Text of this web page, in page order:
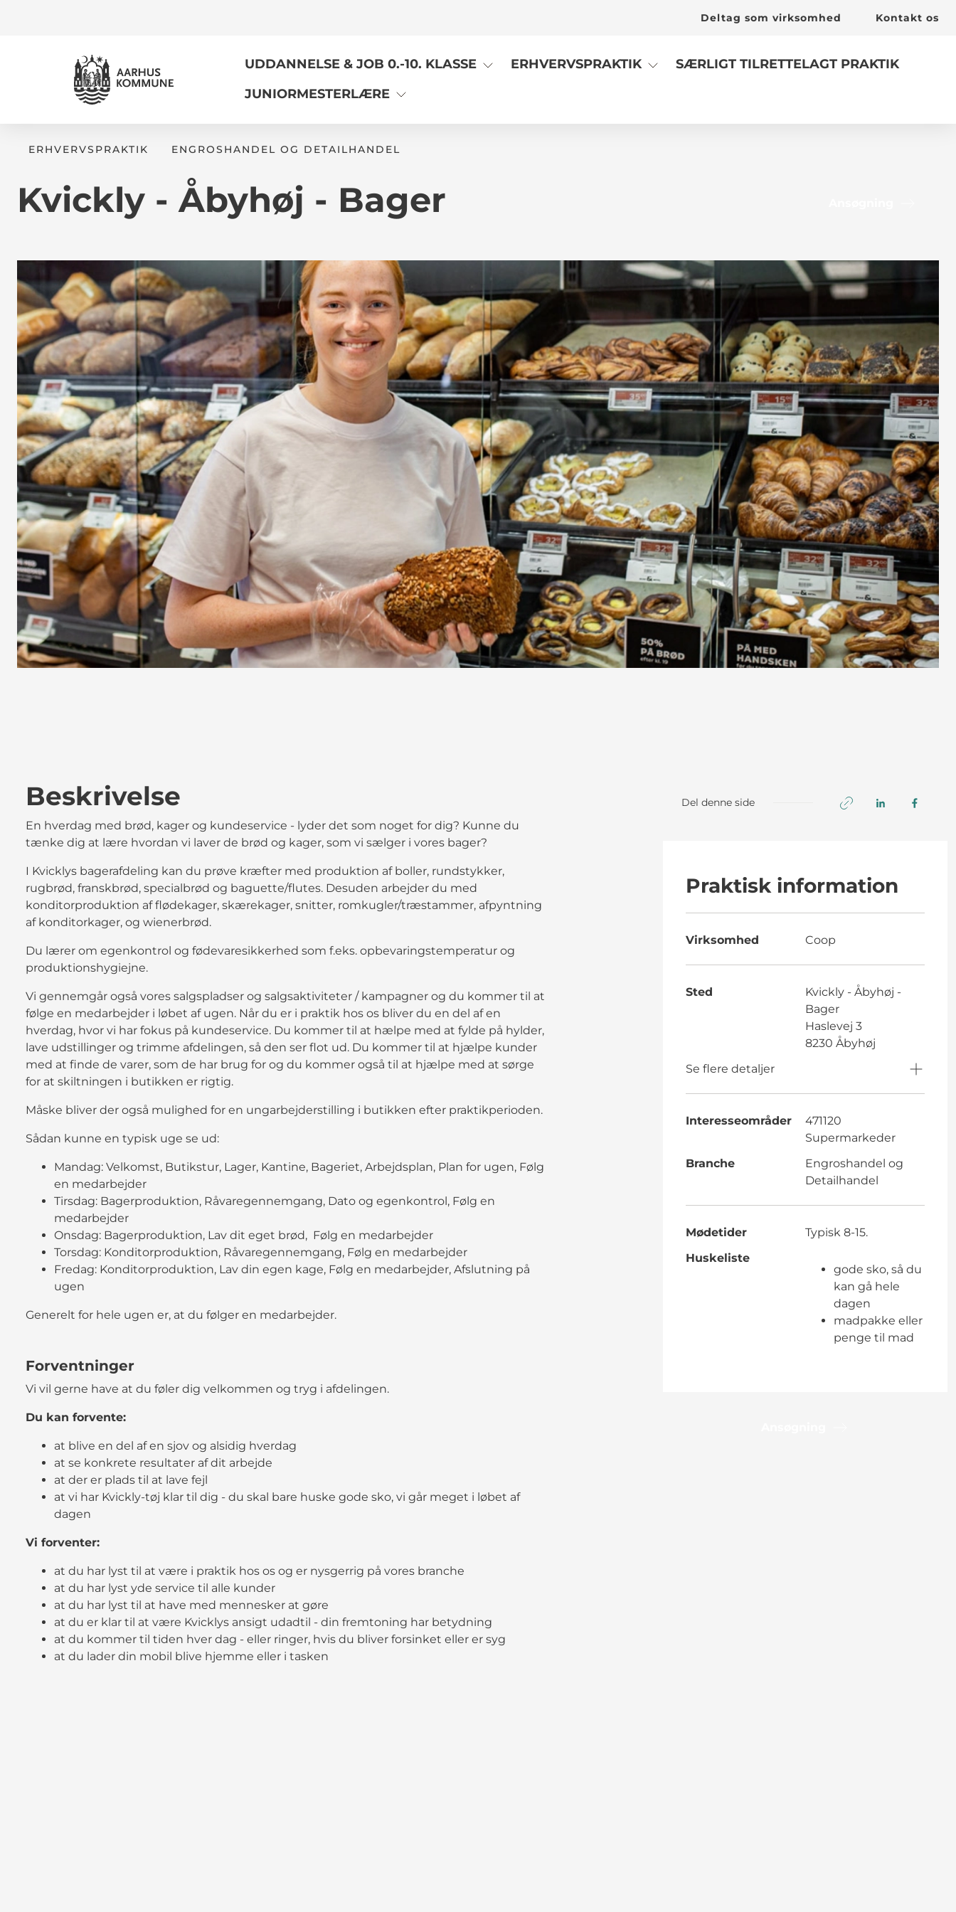
Deltag som virksomhed Kontakt os
UDDANNELSE & JOB 0.-10. KLASSE ERHVERVSPRAKTIK
SÆRLIGT TILRETTELAGT PRAKTIK
JUNIORMESTERLÆRE
ERHVERVSPRAKTIK ENGROSHANDEL OG DETAILHANDEL
Kvickly - Åbyhøj - Bager
Beskrivelse
En hverdag med brød, kager og kundeservice - lyder det som noget for dig? Kunne du
tænke dig at lære hvordan vi laver de brød og kager, som vi sælger i vores bager?
I Kvicklys bagerafdeling kan du prøve kræfter med produktion af boller, rundstykker,
rugbrød, franskbrød, specialbrød og baguette/flutes. Desuden arbejder du med
konditorproduktion af flødekager, skærekager, snitter, romkugler/træstammer, afpyntning
af konditorkager, og wienerbrød.
Du lærer om egenkontrol og fødevaresikkerhed som f.eks. opbevaringstemperatur og
produktionshygiejne.
Vi gennemgår også vores salgspladser og salgsaktiviteter / kampagner og du kommer til at
følge en medarbejder i løbet af ugen. Når du er i praktik hos os bliver du en del af en
hverdag, hvor vi har fokus på kundeservice. Du kommer til at hælpe med at fylde på hylder,
lave udstillinger og trimme afdelingen, så den ser flot ud. Du kommer til at hjælpe kunder
med at finde de varer, som de har brug for og du kommer også til at hjælpe med at sørge
for at skiltningen i butikken er rigtig.
Måske bliver der også mulighed for en ungarbejderstilling i butikken efter praktikperioden.
Sådan kunne en typisk uge se ud:
Mandag: Velkomst, Butikstur, Lager, Kantine, Bageriet, Arbejdsplan, Plan for ugen, Følg
en medarbejder
Tirsdag: Bagerproduktion, Råvaregennemgang, Dato og egenkontrol, Følg en
medarbejder
Onsdag: Bagerproduktion, Lav dit eget brød, Følg en medarbejder
Torsdag: Konditorproduktion, Råvaregennemgang, Følg en medarbejder
Fredag: Konditorproduktion, Lav din egen kage, Følg en medarbejder, Afslutning på
ugen
Generelt for hele ugen er, at du følger en medarbejder.
Forventninger
Vi vil gerne have at du føler dig velkommen og tryg i afdelingen.
Du kan forvente:
at blive en del af en sjov og alsidig hverdag
at se konkrete resultater af dit arbejde
at der er plads til at lave fejl
at vi har Kvickly-tøj klar til dig - du skal bare huske gode sko, vi går meget i løbet af
dagen
Vi forventer:
at du har lyst til at være i praktik hos os og er nysgerrig på vores branche
at du har lyst yde service til alle kunder
at du har lyst til at have med mennesker at gøre
at du er klar til at være Kvicklys ansigt udadtil - din fremtoning har betydning
at du kommer til tiden hver dag - eller ringer, hvis du bliver forsinket eller er syg
at du lader din mobil blive hjemme eller i tasken
Del denne side
Praktisk information
Virksomhed Coop
Sted
Kvickly - Åbyhøj -
Bager
Haslevej 3
8230 Åbyhøj
Se flere detaljer
Interesseområder
471120
Supermarkeder
Branche
Engroshandel og
Detailhandel
Mødetider
Typisk 8-15.
Huskeliste
gode sko, så du
kan gå hele
dagen
madpakke eller
penge til mad